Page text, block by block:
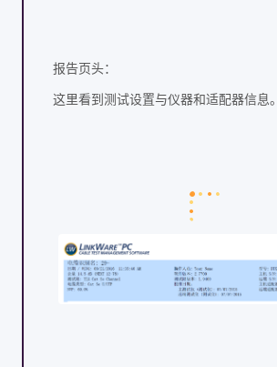
报告页头：
这里看到测试设置与仪器和适配器信息。